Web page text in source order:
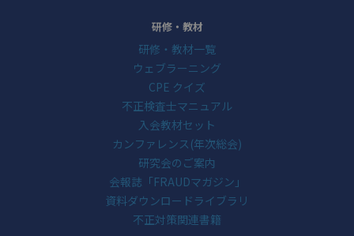
研修・教材
研修・教材一覧
ウェブラーニング
CPE クイズ
不正検査士マニュアル
入会教材セット
カンファレンス(年次総会)
研究会のご案内
会報誌「FRAUDマガジン」
資料ダウンロードライブラリ
不正対策関連書籍